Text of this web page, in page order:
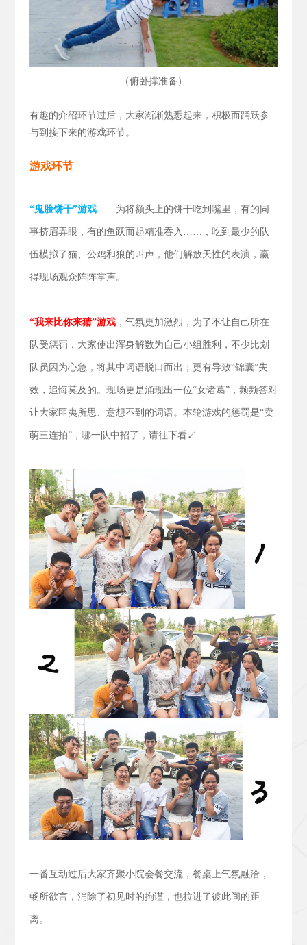
（俯卧撑准备 ）
有趣的介绍环节过后，大家渐渐熟悉起来，积极而踊跃参
与到接下来的游戏环节。
游戏环节
“鬼脸饼干”游戏——为将额头上的饼干吃到嘴里，有的同
事挤眉弄眼，有的鱼跃而起精准吞入……，吃到最少的队
伍模拟了猫、公鸡和狼的叫声，他们解放天性的表演，赢
得现场观众阵阵掌声。
“我来比你来猜”游戏，气氛更加激烈，为了不让自己所在
队受惩罚，大家使出浑身解数为自己小组胜利，不少比划
队员因为心急，将其中词语脱口而出；更有导致“锦囊”失
效，追悔莫及的。现场更是涌现出一位“女诸葛”，频频答对
让大家匪夷所思、意想不到的词语。本轮游戏的惩罚是“卖
萌三连拍”，哪一队中招了，请往下看↙
一番互动过后大家齐聚小院会餐交流， 餐桌上气氛融洽，
畅所欲言，消除了初见时的拘谨，也拉进了彼此间的距
离。